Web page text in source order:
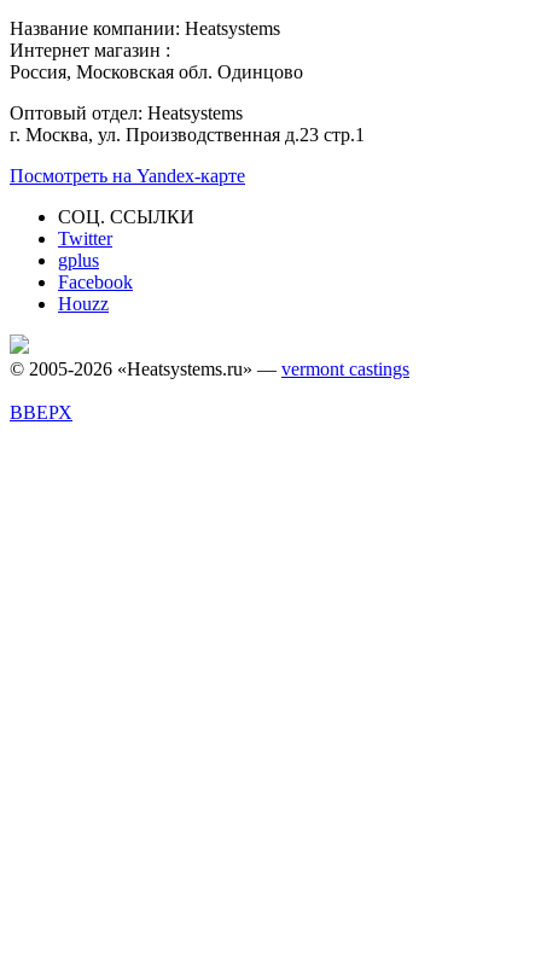
Название компании: Heatsystems
Интернет магазин :
Россия, Московская обл. Одинцово
Оптовый отдел: Heatsystems
г. Москва, ул. Производственная д.23 стр.1
Посмотреть на Yandex-карте
СОЦ. ССЫЛКИ
Twitter
gplus
Facebook
Houzz
© 2005-2026 «Heatsystems.ru» — vermont castings
ВВЕРХ